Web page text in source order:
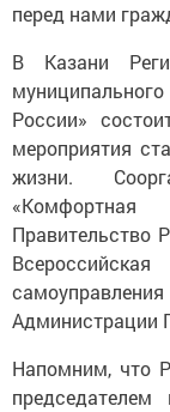
перед нами
В Казани
России»
мероприятия
жизни.
Правительство
Администрации
Напомним, что